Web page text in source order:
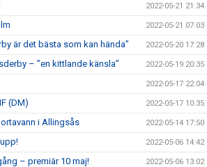
2022-05-21 21:34
2022-05-21 07:03
är det bästa som kan hända” 2022-05-20 17:28
– ”en kittlande känsla” 2022-05-19 20:35
2022-05-17 22:04
(DM) 2022-05-17 10:35
i Allingsås 2022-05-14 17:50
2022-05-06 14:42
– premiär 10 maj! 2022-05-06 13:02